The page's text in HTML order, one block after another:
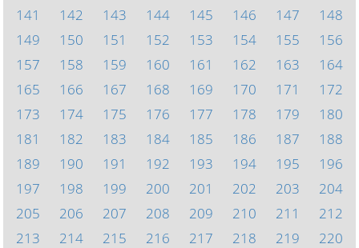
141
142 143 144 145 146 147
148
149
150 151 152 153 154 155
156
157
158 159 160 161 162 163
164
165
166 167 168 169 170 171
172
173
174 175 176 177 178 179
180
181
182 183 184 185 186 187
188
189
190 191 192 193 194 195
196
197
198 199 200 201 202 203
204
205
206 207 208 209 210 211
212
213
214 215 216 217 218 219
220